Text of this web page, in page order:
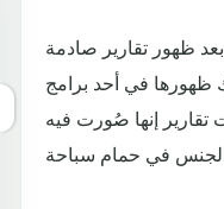
ظهور تقارير صادمة
في أحد برامج
تقارير إنها صُورت فيه